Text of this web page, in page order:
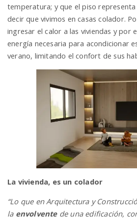
temperatura; y que el piso
decir que vivimos en casas colador.
ingresar el calor a las viviendas y por
energía necesaria para acondicionar
verano, limitando el confort de sus
La vivienda, es un colador
“Lo que en Arquitectura y
la envolvente de una edificación,